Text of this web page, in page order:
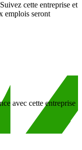
cette entreprise et
emplois seront
avec cette entreprise